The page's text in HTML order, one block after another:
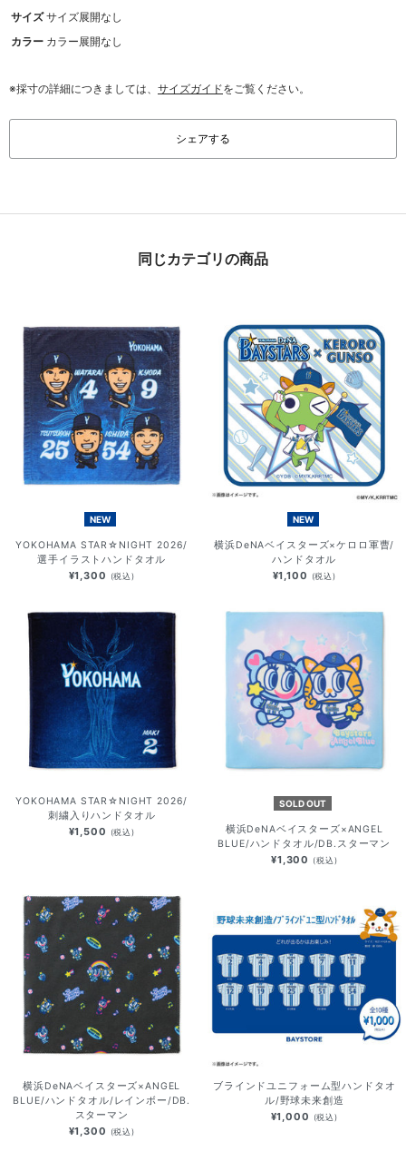
サイズ サイズ展開なし
カラー カラー展開なし
※採寸の詳細につきましては、 サイズガイドをご覧ください。
シェアする
同じカテゴリの商品
NEW
YOKOHAMA STAR☆NIGHT 2026/
選手イラストハンドタオル
¥1,300 (税込)
NEW
横浜DeNAベイスターズ×ケロロ軍曹/
ハンドタオル
¥1,100 (税込)
YOKOHAMA STAR☆NIGHT 2026/
刺繍入りハンドタオル
¥1,500 (税込)
SOLD OUT
横浜DeNAベイスターズ×ANGEL
BLUE/ハンドタオル/DB.スターマン
¥1,300 (税込)
横浜DeNAベイスターズ×ANGEL
BLUE/ハンドタオル/レインボー/DB.
スターマン
¥1,300 (税込)
ブラインドユニフォーム型ハンドタオ
ル/野球未来創造
¥1,000 (税込)